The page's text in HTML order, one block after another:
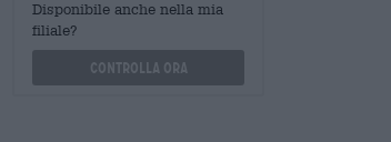
Disponibile anche nella mia
filiale?
Controlla ora